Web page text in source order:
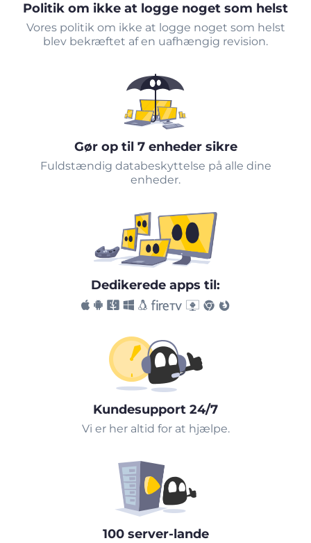
Politik om ikke at logge noget som helst
Vores politik om ikke at logge noget som helst
blev bekræftet af en uafhængig revision.
Gør op til 7 enheder sikre
Fuldstændig databeskyttelse på alle dine
enheder.
Dedikerede apps til:
Kundesupport 24/7
Vi er her altid for at hjælpe.
100 server-lande